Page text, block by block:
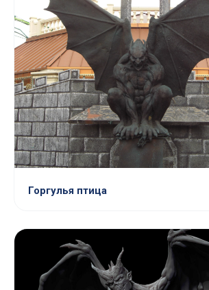
Горгулья птица